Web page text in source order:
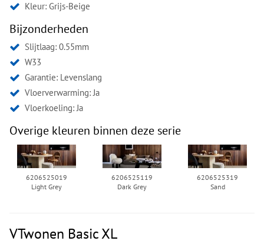
Kleur: Grijs-Beige
Bijzonderheden
Slijtlaag: 0.55mm
W33
Garantie: Levenslang
Vloerverwarming: Ja
Vloerkoeling: Ja
Overige kleuren binnen deze serie
6206525019
Light Grey
6206525119
Dark Grey
6206525319
Sand
VTwonen Basic XL